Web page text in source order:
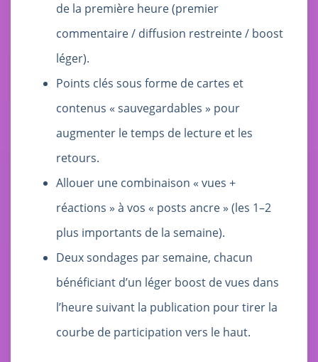
de la première heure (premier
commentaire / diffusion restreinte / boost
léger).
Points clés sous forme de cartes et
contenus « sauvegardables » pour
augmenter le temps de lecture et les
retours.
Allouer une combinaison « vues +
réactions » à vos « posts ancre » (les 1–2
plus importants de la semaine).
Deux sondages par semaine, chacun
bénéficiant d’un léger boost de vues dans
l’heure suivant la publication pour tirer la
courbe de participation vers le haut.